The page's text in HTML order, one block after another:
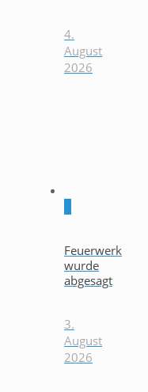
4.
August
2026
Feuerwerk
wurde
abgesagt
3.
August
2026